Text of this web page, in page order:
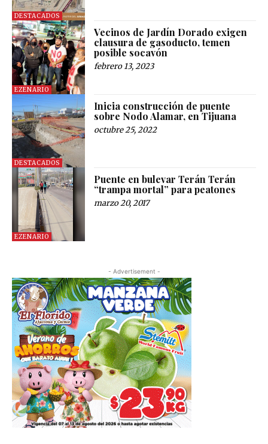
DESTACADOS
EZENARIO
Vecinos de Jardín Dorado exigen
clausura de gasoducto, temen
posible socavón
febrero 13, 2023
DESTACADOS
Inicia construcción de puente
sobre Nodo Alamar, en Tijuana
octubre 25, 2022
EZENARIO
Puente en bulevar Terán Terán
“trampa mortal” para peatones
marzo 20, 2017
- Advertisement -